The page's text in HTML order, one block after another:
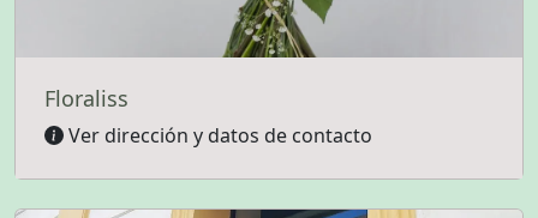
Floraliss
Ver dirección y datos de contacto